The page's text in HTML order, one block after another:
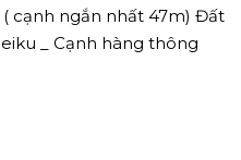
( cạnh ngắn nhất 47m) Đất
_ Cạnh hàng thông